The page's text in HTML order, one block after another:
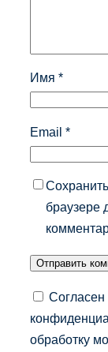
Имя *
Email *
браузере
Согласен
обработку